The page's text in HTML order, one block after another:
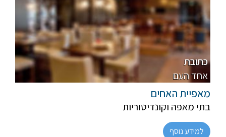
מהדרין
פרווה, חלבי
כתובת
אחד העם
מאפיית האחים
בתי מאפה וקונדיטוריות
למידע נוסף